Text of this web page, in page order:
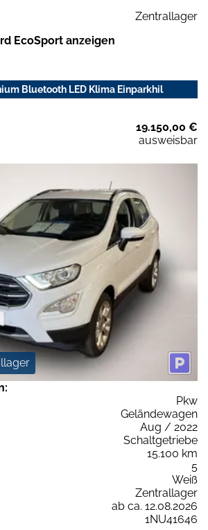
Zentrallager
EcoSport anzeigen
Bluetooth LED Klima Einparkhil
19.150,00 €
ausweisbar
Pkw
Geländewagen
Aug / 2022
Schaltgetriebe
15.100 km
5
Weiß
Zentrallager
ab ca. 12.08.2026
1NU41646